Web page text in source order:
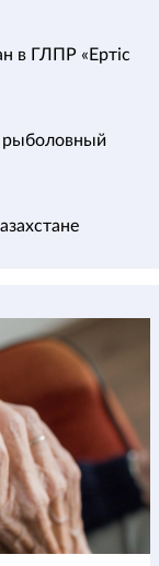
в ГЛПР «Ертіс
рыболовный